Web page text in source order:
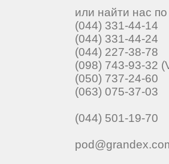
или найти нас
(044) 331-44-14
(044) 331-44-24
(044) 227-38-78
(098) 743-93-32
(050) 737-24-60
(063) 075-37-03
(044) 501-19-70